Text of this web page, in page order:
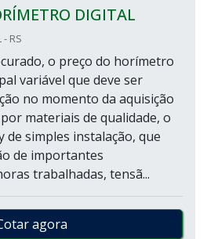
DIGITAL
- RS
o preço do horímetro
variável que deve ser
no momento da aquisição
materiais de qualidade, o
de simples instalação, que
de importantes
trabalhadas, tensã...
agora